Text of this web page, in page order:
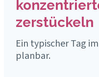
zerstückeln
Ein typischer Tag
planbar.